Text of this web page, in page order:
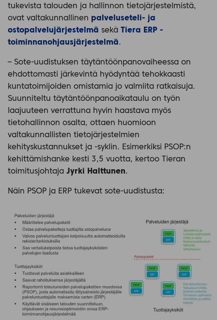
tukevista talouden ja hallinnon tietojärjestelmistä,
ovat valtakunnallinen palveluseteli- ja
ostopalvelujärjestelmä sekä Tiera ERP -
toiminnanohjausjärjestelmä.
– Sote-uudistuksen täytäntöönpanovaiheessa on
ehdottomasti järkevintä hyödyntää tehokkaasti
kuntatoimijoiden omistamia jo valmiita ratkaisuja.
Suunniteltu täytäntöönpanoaikataulu on työn
laajuuteen verrattuna hyvin haastava myös
tietohallinnon osalta, ottaen huomioon
valtakunnallisten tietojärjestelmien
kehityskustannukset ja -syklin. Esimerkiksi PSOP:n
kehittämishanke kesti 3,5 vuotta, kertoo Tieran
toimitusjohtaja Jyrki Halttunen.
Näin PSOP ja ERP tukevat sote-uudistusta: